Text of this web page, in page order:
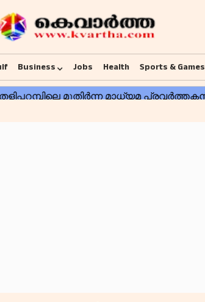
Business Jobs Health Sports & Games